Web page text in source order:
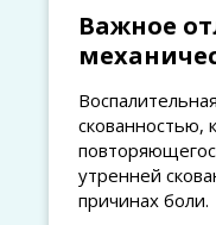
Важное
скованностью,
утренней
причинах боли.